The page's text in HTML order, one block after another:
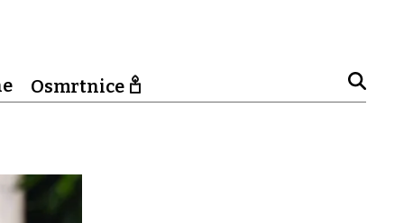
Osmrtnice